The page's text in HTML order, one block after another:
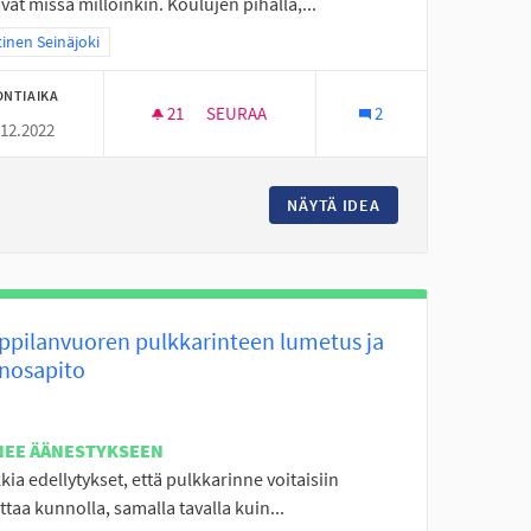
tulokset teeman mukaan: Läntinen Seinäjoki
Seinäjoki
21 21 SEURAAJAA
SEURAA 2
NÄYTÄ IDEA
pulkkarinteen lumetus ja
ÄÄNESTYKSEEN
edellytykset, että pulkkarinne voitaisiin
kunnolla, samalla tavalla kuin...